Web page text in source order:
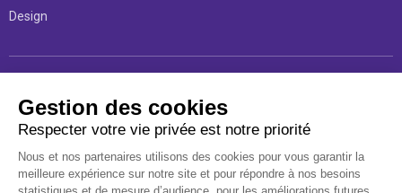
Design
Mentions légales
Conditions d’utilisations
Politique d'utilisation des données personnelles
Gestion des cookies
Respecter votre vie privée est notre priorité
Nous et nos partenaires utilisons des cookies pour vous garantir la
meilleure expérience sur notre site et pour répondre à nos besoins
statistiques et de mesure d’audience, pour les améliorations futures